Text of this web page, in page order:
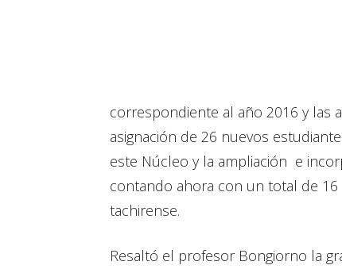
correspondiente al año 2016 y las
asignación de 26 nuevos
este Núcleo y la ampliación e
contando ahora con un total de
tachirense.
Resaltó el profesor Bongiorno la